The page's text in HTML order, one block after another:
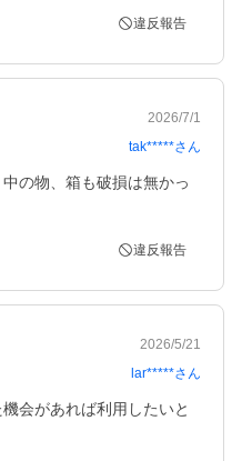
違反報告
2026/7/1
tak*****さん
の物、箱も破損は無かっ
違反報告
2026/5/21
lar*****さん
会があれば利用したいと